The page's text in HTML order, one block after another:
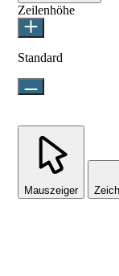
Zeilenhöhe
Standard
Mauszeiger